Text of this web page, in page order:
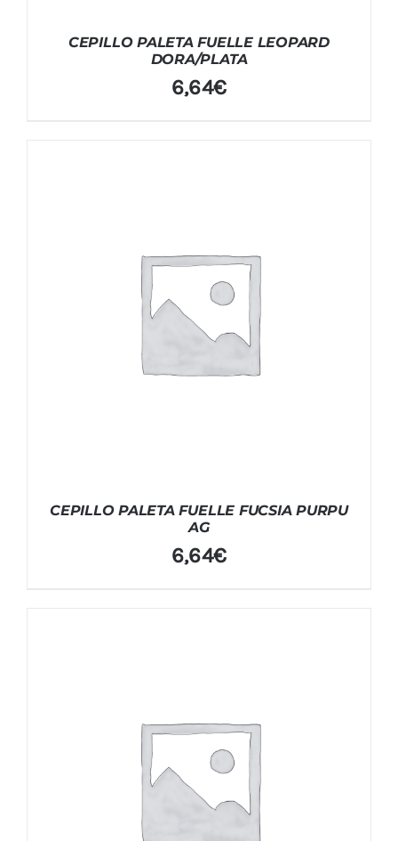
CEPILLO PALETA FUELLE LEOPARD
DORA/PLATA
6,64€
CEPILLO PALETA FUELLE FUCSIA PURPU
AG
6,64€